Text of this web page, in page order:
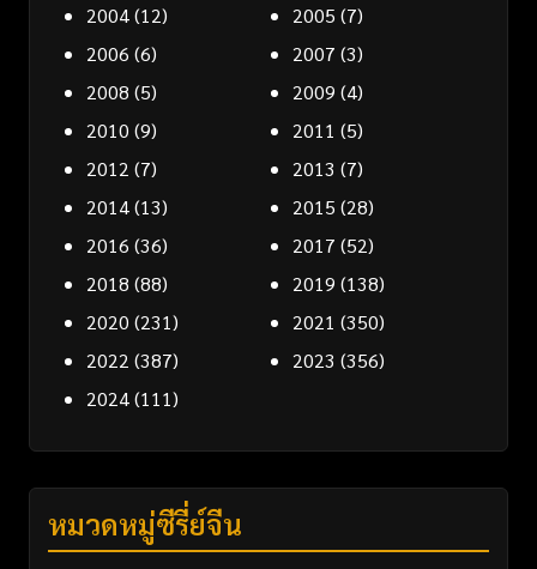
2004(12) 2005 (7)
2006 (6) 2007 (3)
2008 (5) 2009 (4)
2010 (9) 2011 (5)
2012 (7) 2013 (7)
2014(13) 2015 (28)
2016 (36) 2017 (52)
2018 (88) 2019 (138)
2020 (231) 2021 (350)
2022 (387) 2023 (356)
2024(111)
หมวดหมู่ซีรี่ย์จีน